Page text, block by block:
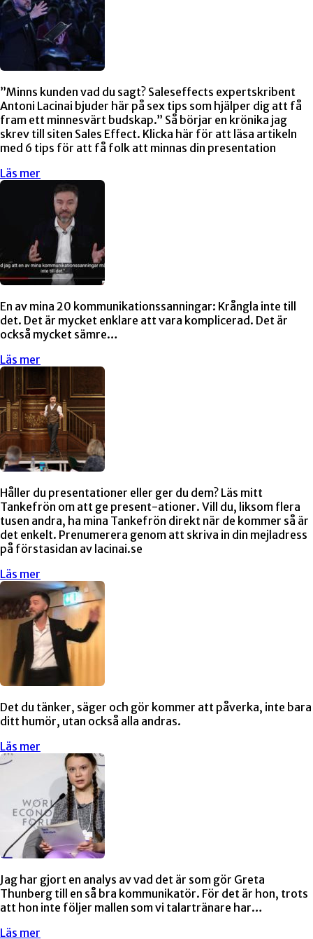
”Minns kunden vad du sagt? Saleseffects expertskribent
Antoni Lacinai bjuder här på sex tips som hjälper dig att få
fram ett minnesvärt budskap.” Så börjar en krönika jag
skrev till siten Sales Effect. Klicka här för att läsa artikeln
med 6 tips för att få folk att minnas din presentation
Läs mer
En av mina 20 kommunikationssanningar: Krångla inte till
det. Det är mycket enklare att vara komplicerad. Det är
också mycket sämre…
Läs mer
Håller du presentationer eller ger du dem? Läs mitt
Tankefrön om att ge present-ationer. Vill du, liksom flera
tusen andra, ha mina Tankefrön direkt när de kommer så är
det enkelt. Prenumerera genom att skriva in din mejladress
på förstasidan av lacinai.se
Läs mer
Det du tänker, säger och gör kommer att påverka, inte bara
ditt humör, utan också alla andras.
Läs mer
Jag har gjort en analys av vad det är som gör Greta
Thunberg till en så bra kommunikatör. För det är hon, trots
att hon inte följer mallen som vi talartränare har…
Läs mer